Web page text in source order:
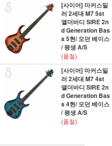
[사이어] 마커스밀
러 2세대 M7 5st
앨더바디 SIRE 2n
d Generation Bas
s 5현/ 모던 베이스
/ 평생 A/S
(품절)
[사이어] 마커스밀
러 2세대 M7 4st
앨더바디 SIRE 2n
d Generation Bas
s 4현/ 모던 베이스
/ 평생 A/S
(품절)